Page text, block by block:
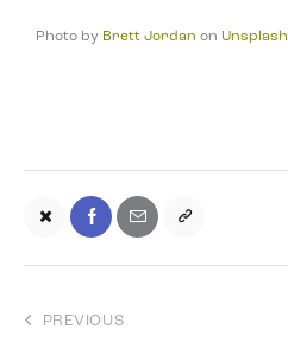
Photo by Brett Jordan on Unsplash
PREVIOUS